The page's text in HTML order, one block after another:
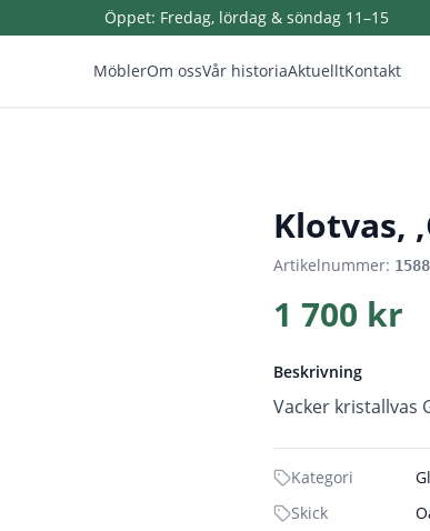
Öppet: Fredag, lördag & söndag 11–15
MöblerOm ossVår historiaAktuelltKontakt
Klotvas,
Artikelnummer:
1 700 kr
Beskrivning
Vacker kristallvas
Kategori
Skick